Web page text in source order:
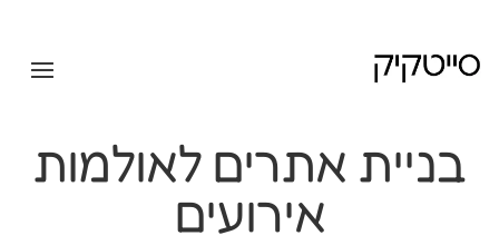
בניית אתרים לאולמות
אירועים